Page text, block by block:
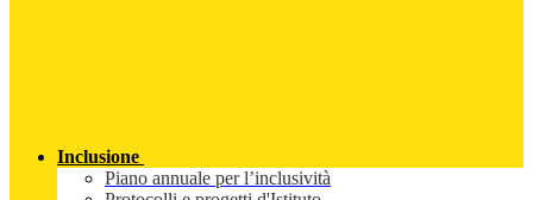
Inclusione
Piano annuale per l’inclusività